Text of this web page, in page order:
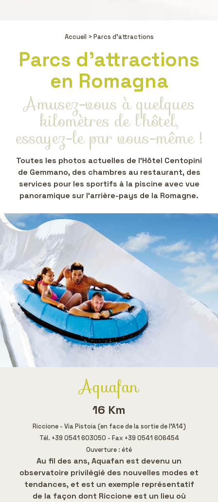
Accueil > Parcs d'attractions
Parcs d'attractions
en Romagna
Amusez-vous à quelques
kilomètres de l'hôtel,
essayez-le par vous-même !
Toutes les photos actuelles de l'Hôtel Centopini
de Gemmano, des chambres au restaurant, des
services pour les sportifs à la piscine avec vue
panoramique sur l'arrière-pays de la Romagne.
Aquafan
16 Km
Riccione - Via Pistoia (en face de la sortie de l'A14)
Tél. +39 0541 603050 - Fax +39 0541 606454
Ouverture : été
Au fil des ans, Aquafan est devenu un
observatoire privilégié des nouvelles modes et
tendances, et est un exemple représentatif
de la façon dont Riccione est un lieu où